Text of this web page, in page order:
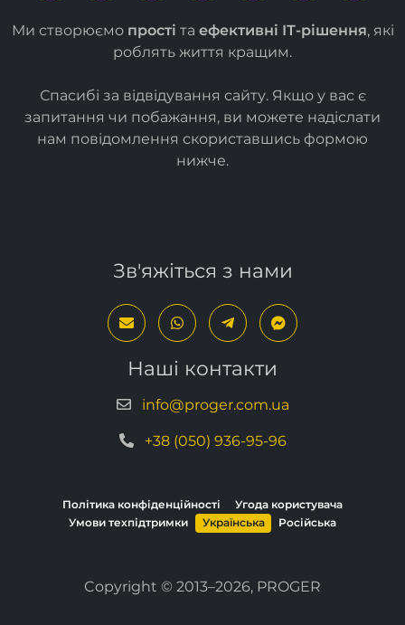
Ми створюємо прості та ефективні ІТ-рішення, які
роблять життя кращим.
Спасибі за відвідування сайту. Якщо у вас є
запитання чи побажання, ви можете надіслати
нам повідомлення скориставшись формою
нижче.
Зв'яжіться з нами
Наші контакти
info@proger.com.ua
+38 (050) 936-95-96
Політика конфіденційності
Угода користувача
Умови техпідтримки
Українська Російська
Copyright © 2013–2026, PROGER